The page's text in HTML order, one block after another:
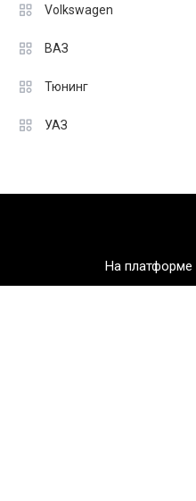
Volkswagen
ВАЗ
Тюнинг
УАЗ
На